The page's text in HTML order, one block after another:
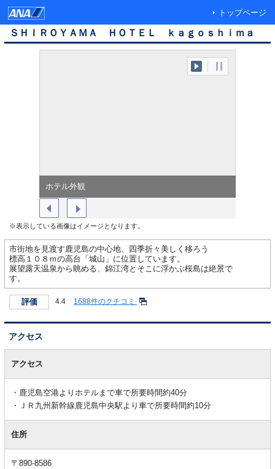
トップページ
ＳＨＩＲＯＹＡＭＡ ＨＯＴＥＬ ｋａｇｏｓｈｉｍａ
ホテル外観
※表示している画像はイメージとなります。
市街地を見渡す鹿児島の中心地、四季折々美しく移ろう
標高１０８ｍの高台「城山」に位置しています。
展望露天温泉から眺める、錦江湾とそこに浮かぶ桜島は絶景で
す。
評価 4.4 1688件のクチコミ
アクセス
アクセス
鹿児島空港よりホテルまで車で所要時間約40分
ＪＲ九州新幹線鹿児島中央駅より車で所要時間約10分
住所
〒890-8586